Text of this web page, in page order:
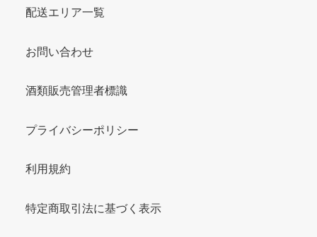
配送エリア一覧
お問い合わせ
酒類販売管理者標識
プライバシーポリシー
利用規約
特定商取引法に基づく表示